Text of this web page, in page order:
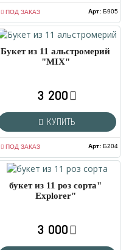
ПОД ЗАКАЗ Арт:Б905
Букет из 11 альстромерий
"MIX"
3 200
КУПИТЬ
ПОД ЗАКАЗ Арт:Б204
букет из 11 роз сорта"
Explorer"
3 000